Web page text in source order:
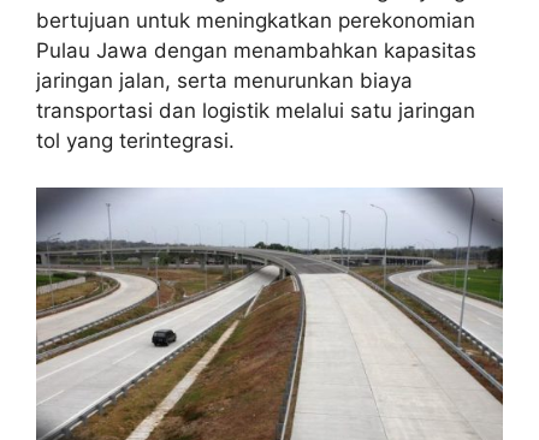
bertujuan untuk meningkatkan perekonomian
Pulau Jawa dengan menambahkan kapasitas
jaringan jalan, serta menurunkan biaya
transportasi dan logistik melalui satu jaringan
tol yang terintegrasi.